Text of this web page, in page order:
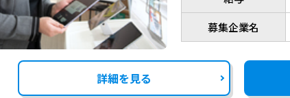
募集企業名
詳細を見る